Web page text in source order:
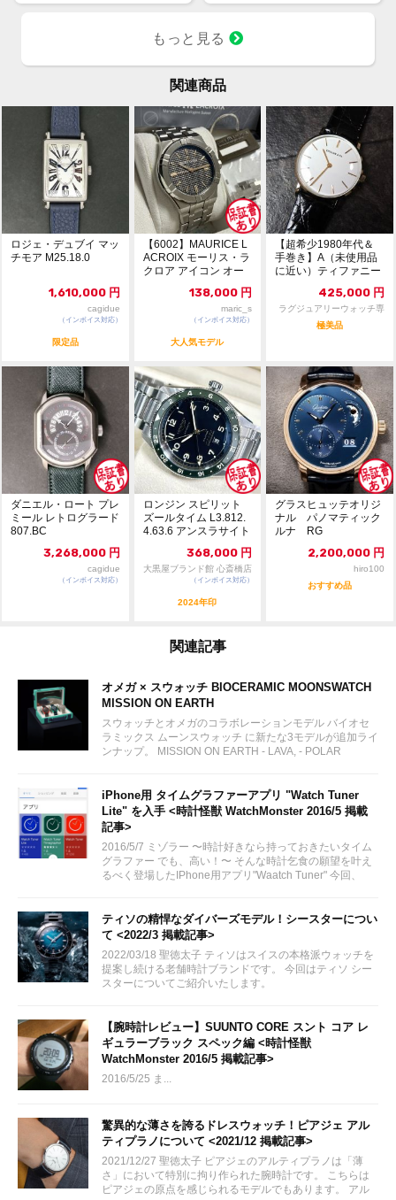
ウルトラフラット手巻きムーブメ
ント、時・分 ファンクションセ
上げのブルーダイヤルがイケてま
バーの文字盤があり、どんなシー
ンにも合うと思います。
もっと見る
関連商品
ロジェ・デュブイ マッ
チモア M25.18.0
1,610,000 円
cagidue
（インボイス対応）
限定品
【6002】MAURICE L
ACROIX モーリス・ラ
クロア アイコン オー
138,000 円
maric_s
（インボイス対応）
大人気モデル
【超希少1980年代＆
手巻き】A（未使用品
に近い）ティファニー
425,000 円
ラグジュアリーウォッチ専
門店：R/M
極美品
ダニエル・ロート プレ
ミール レトログラード
807.BC
3,268,000 円
cagidue
（インボイス対応）
ロンジン スピリット
ズールタイム L3.812.
4.63.6 アンスラサイト
368,000 円
大黒屋ブランド館 心斎橋店
（インボイス対応）
2024年印
グラスヒュッテオリジ
ナル パノマティック
ルナ RG
2,200,000 円
hiro100
おすすめ品
関連記事
オメガ × スウォッチ BIOCERAMIC MOONSWATCH
MISSION ON EARTH
スウォッチとオメガのコラボレーションモデル バイオセ
ラミックス ムーンスウォッチ に新たな3モデルが追加ライ
ンナップ。 MISSION ON EARTH - LAVA, - POLAR
iPhone用 タイムグラファーアプリ "Watch Tuner
Lite" を入手 <時計怪獣 WatchMonster 2016/5 掲載
記事>
2016/5/7 ミゾラー 〜時計好きなら持っておきたいタイム
グラファー でも、高い！〜 そんな時計乞食の願望を叶え
るべく登場したIPhone用アプリ"Waatch Tuner" 今回、
ティソの精悍なダイバーズモデル！シースターについ
て <2022/3 掲載記事>
2022/03/18 聖徳太子 ティソはスイスの本格派ウォッチを
提案し続ける老舗時計ブランドです。 今回はティソ シー
スターについてご紹介いたします。
【腕時計レビュー】SUUNTO CORE スント コア レ
ギュラーブラック スペック編 <時計怪獣
WatchMonster 2016/5 掲載記事>
2016/5/25 ま...
驚異的な薄さを誇るドレスウォッチ！ピアジェ アル
ティプラノについて <2021/12 掲載記事>
2021/12/27 聖徳太子 ピアジェのアルティプラノは「薄
さ」において特別に拘り作られた腕時計です。 こちらは
ピアジェの原点を感じられるモデルでもあります。 アル